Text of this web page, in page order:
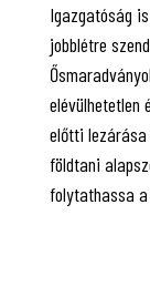
Igazgatóság
jobblétre
elévülhetetlen
előtti
földtani
folytathassa